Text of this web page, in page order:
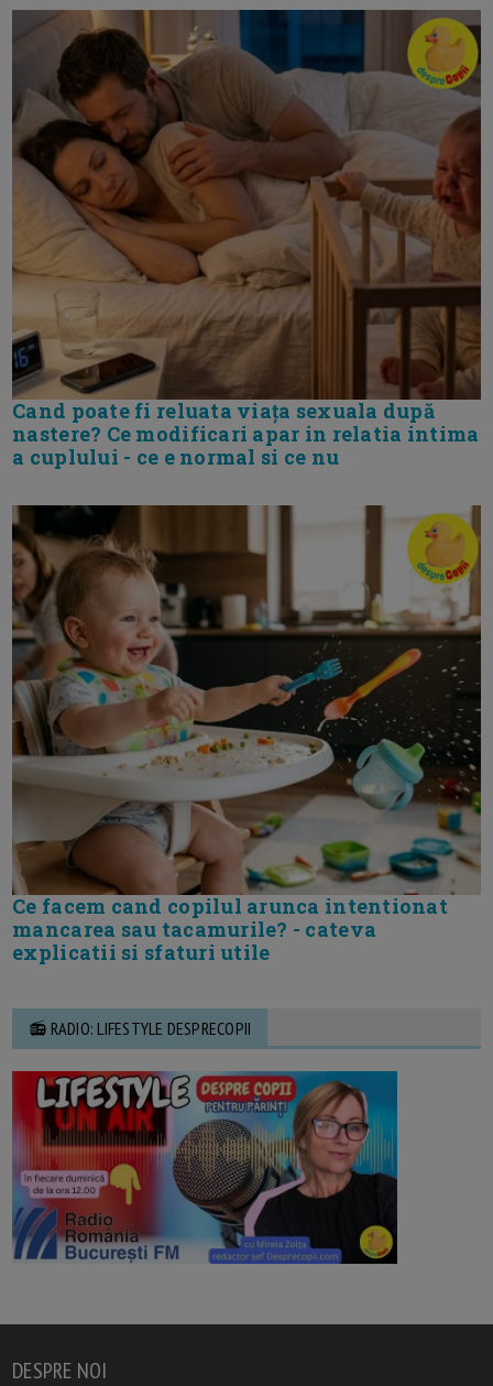
Cand poate fi reluata viața sexuala după
nastere? Ce modificari apar in relatia intima
a cuplului - ce e normal si ce nu
Ce facem cand copilul arunca intentionat
mancarea sau tacamurile? - cateva
explicatii si sfaturi utile
📻 RADIO: LIFESTYLE DESPRECOPII
DESPRE NOI